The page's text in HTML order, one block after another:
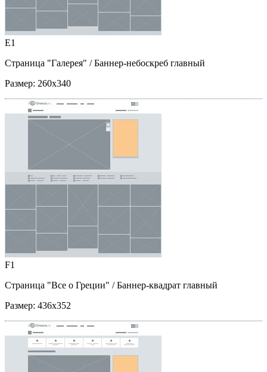
E1
Страница "Галерея" / Баннер-небоскреб главный
Размер: 260x340
F1
Страница "Все о Греции" / Баннер-квадрат главный
Размер: 436x352